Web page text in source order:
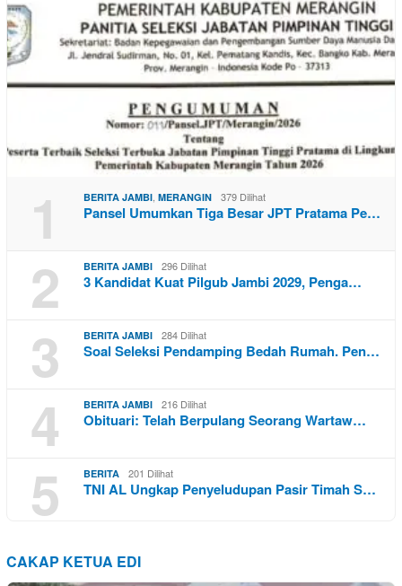
1 BERITA JAMBI MERANGIN 379 Dilihat
Pansel Umumkan Tiga Besar JPT Pratama Pe…
2 BERITA JAMBI 296 Dilihat
3 Kandidat Kuat Pilgub Jambi 2029, Penga…
3 BERITA JAMBI 284 Dilihat
Soal Seleksi Pendamping Bedah Rumah. Pen…
4 BERITA JAMBI 216 Dilihat
Obituari: Telah Berpulang Seorang Wartaw…
5 BERITA 201 Dilihat
TNI AL Ungkap Penyeludupan Pasir Timah S…
CAKAP KETUA EDI